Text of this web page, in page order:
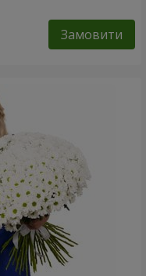
Замовити